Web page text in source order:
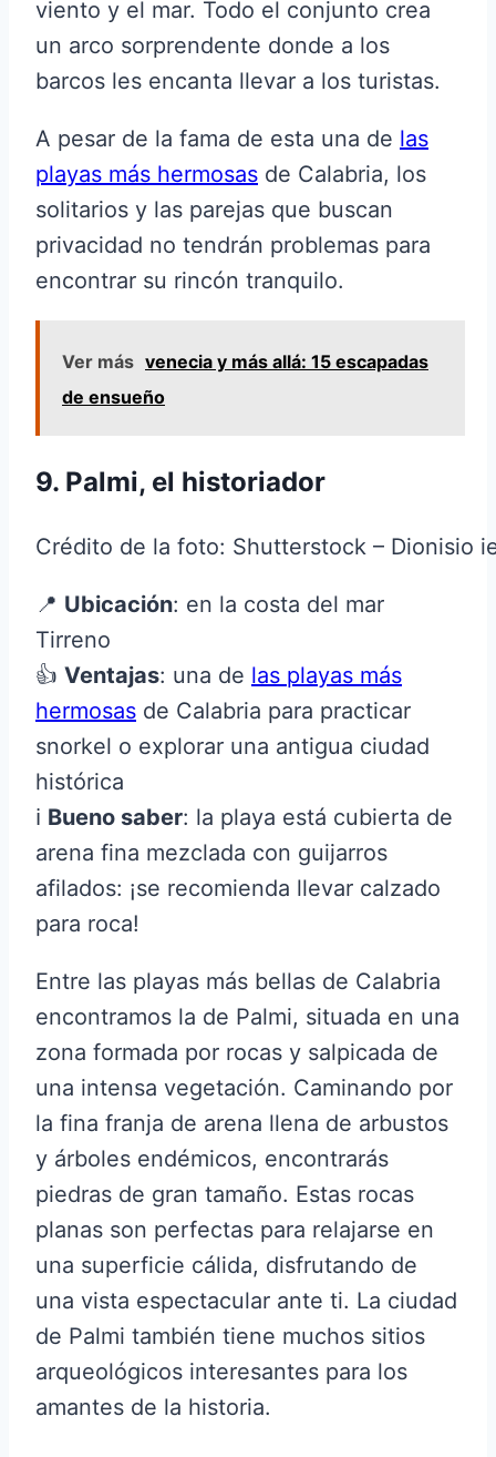
viento y el mar. Todo el conjunto crea
un arco sorprendente donde a los
barcos les encanta llevar a los turistas.
A pesar de la fama de esta una de las
playas más hermosas de Calabria, los
solitarios y las parejas que buscan
privacidad no tendrán problemas para
encontrar su rincón tranquilo.
Ver más venecia y más allá: 15 escapadas
de ensueño
9. Palmi, el historiador
Crédito de la foto: Shutterstock – Dionisio
📍 Ubicación: en la costa del mar
Tirreno
👍 Ventajas: una de las playas más
hermosas de Calabria para practicar
snorkel o explorar una antigua ciudad
histórica
ℹ️ Bueno saber: la playa está cubierta de
arena fina mezclada con guijarros
afilados: ¡se recomienda llevar calzado
para roca!
Entre las playas más bellas de Calabria
encontramos la de Palmi, situada en una
zona formada por rocas y salpicada de
una intensa vegetación. Caminando por
la fina franja de arena llena de arbustos
y árboles endémicos, encontrarás
piedras de gran tamaño. Estas rocas
planas son perfectas para relajarse en
una superficie cálida, disfrutando de
una vista espectacular ante ti. La ciudad
de Palmi también tiene muchos sitios
arqueológicos interesantes para los
amantes de la historia.